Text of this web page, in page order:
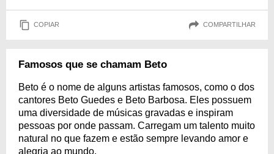
COPIAR COMPARTILHAR
Famosos que se chamam Beto
Beto é o nome de alguns artistas famosos, como o dos
cantores Beto Guedes e Beto Barbosa. Eles possuem
uma diversidade de músicas gravadas e inspiram
pessoas por onde passam. Carregam um talento muito
natural no que fazem e estão sempre levando amor e
alegria ao mundo.